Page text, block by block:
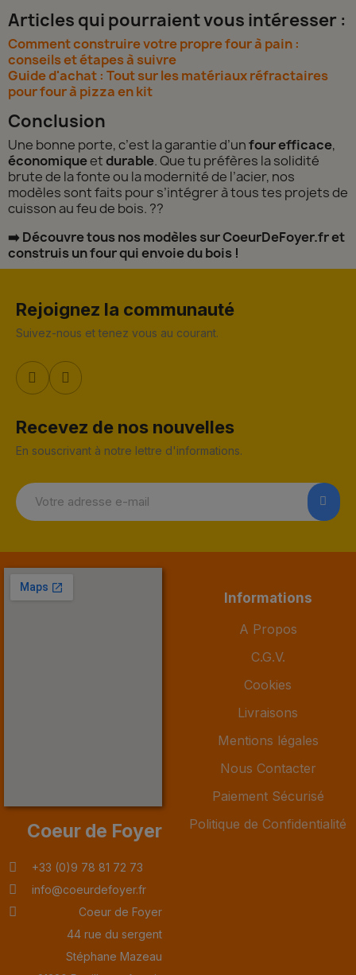
Articles qui pourraient vous intéresser :
Comment construire votre propre four à pain :
conseils et étapes à suivre
Guide d'achat : Tout sur les matériaux réfractaires
pour four à pizza en kit
Conclusion
Une bonne porte, c’est la garantie d’unfour efficace,
économiqueetdurable. Que tu préfères la solidité
brute de la fonte ou la modernité de l’acier, nos
modèles sont faits pour s’intégrer à tous tes projets de
cuisson au feu de bois. ?️?
➡️ Découvre tous nos modèles sur CoeurDeFoyer.fr et
construis un four qui envoie du bois !
Rejoignez la communauté
Suivez-nous et tenez vous au courant.
Recevez de nos nouvelles
En souscrivant à notre lettre d'informations.
Coeur de Foyer
+33 (0)9 78 81 72 73
info@coeurdefoyer.fr
Coeur de Foyer
44 rue du sergent
Stéphane Mazeau
Informations
A Propos
C.G.V.
Cookies
Livraisons
Mentions légales
Nous Contacter
Paiement Sécurisé
Politique de Confidentialité